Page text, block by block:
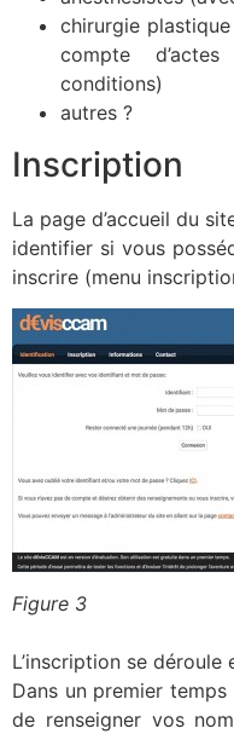
chirurgie
compte
conditions)
autres ?
Inscription
La page d’accueil du
identifier si vous
inscrire (menu
Figure 3
L’inscription se déroule
Dans un premier
de renseigner vos